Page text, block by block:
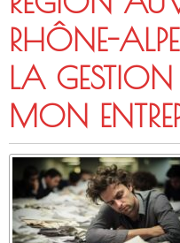
RHÔNE-
LA GESTION
MON